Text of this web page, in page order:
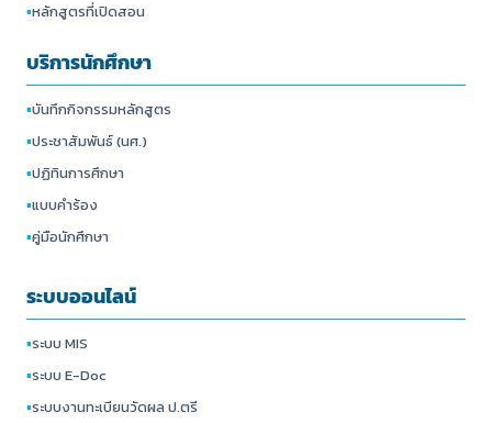
▪หลักสูตรที่เปิดสอน
บริการนักศึกษา
▪บันทึกกิจกรรมหลักสูตร
▪ประชาสัมพันธ์ (นศ.)
▪ปฏิทินการศึกษา
▪แบบคำร้อง
▪คู่มือนักศึกษา
ระบบออนไลน์
▪ระบบ MIS
▪ระบบ E-Doc
▪ระบบงานทะเบียนวัดผล ป.ตรี